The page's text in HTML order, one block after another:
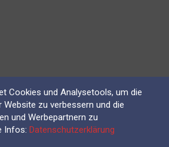
2026
Cookies und Analysetools, um die
zu verbessern und die
und Werbepartnern zu
Infos:Datenschutzerklärung